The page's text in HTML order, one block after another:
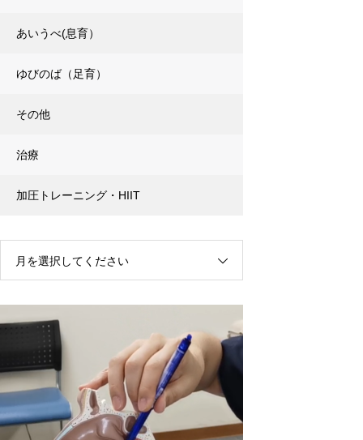
あいうべ(息育）
ゆびのば（足育）
その他
治療
加圧トレーニング・HIIT
月を選択してください